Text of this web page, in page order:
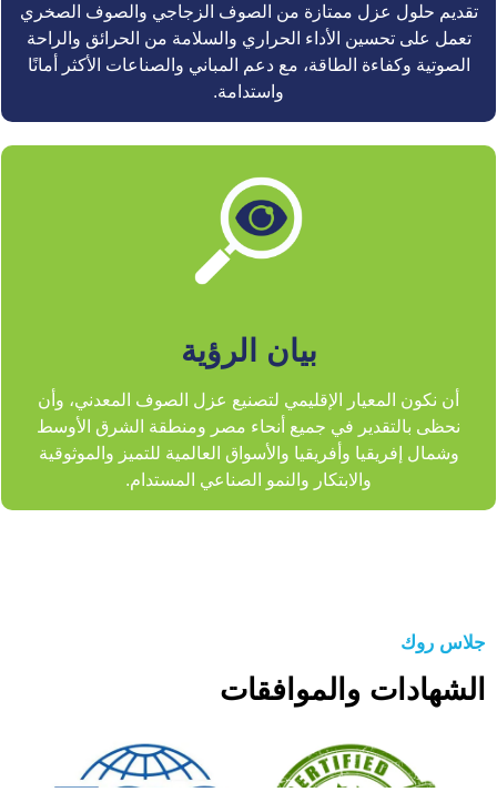
تقديم حلول عزل ممتازة من الصوف الزجاجي والصوف الصخري
تعمل على تحسين الأداء الحراري والسلامة من الحرائق والراحة
الصوتية وكفاءة الطاقة، مع دعم المباني والصناعات الأكثر أمانًا
واستدامة.
بيان الرؤية
أن نكون المعيار الإقليمي لتصنيع عزل الصوف المعدني، وأن
نحظى بالتقدير في جميع أنحاء مصر ومنطقة الشرق الأوسط
وشمال إفريقيا وأفريقيا والأسواق العالمية للتميز والموثوقية
والابتكار والنمو الصناعي المستدام.
جلاس روك
الشهادات والموافقات